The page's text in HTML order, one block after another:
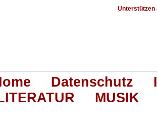
Unterstützen
Datenschutz
MUSIK